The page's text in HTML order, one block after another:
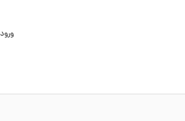
ورود